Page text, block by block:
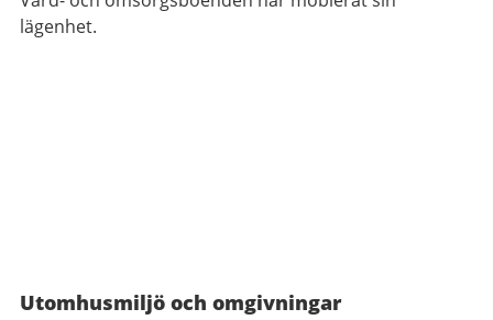
lägenhet.
Utomhusmiljö och omgivningar